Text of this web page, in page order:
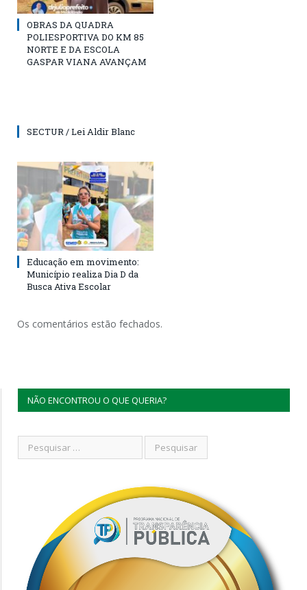
OBRAS DA QUADRA
POLIESPORTIVA DO KM 85
NORTE E DA ESCOLA
GASPAR VIANA AVANÇAM
SECTUR / Lei Aldir Blanc
Educação em movimento:
Município realiza Dia D da
Busca Ativa Escolar
Os comentários estão fechados.
NÃO ENCONTROU O QUE QUERIA?